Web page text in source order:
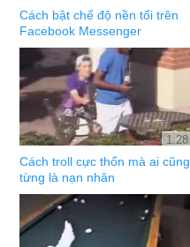
Cách bật chế độ nền tối trên
Facebook Messenger
1:28
Cách troll cực thốn mà ai cũng
từng là nạn nhân